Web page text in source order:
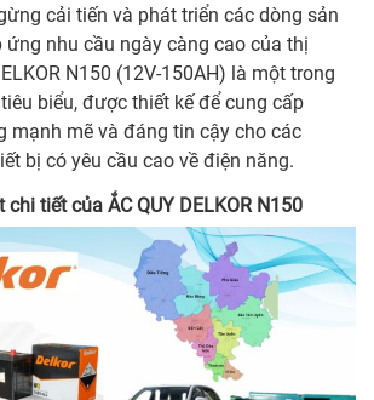
cải tiến và phát triển các dòng sản
nhu cầu ngày càng cao của thị
N150 (12V-150AH) là một trong
biểu, được thiết kế để cung cấp
mạnh mẽ và đáng tin cậy cho các
bị có yêu cầu cao về điện năng.
tiết của ẮC QUY DELKOR N150